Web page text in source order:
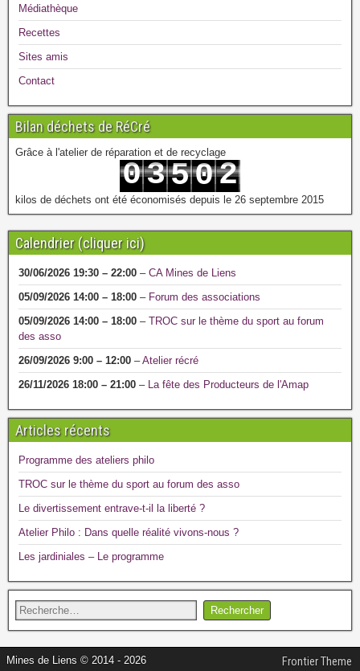
Médiathèque
Recettes
Sites amis
Contact
Bilan déchets de RéCré
Grâce à l'atelier de réparation et de recyclage
0
1
3
4
5
6
0
1
2
3
kilos de déchets ont été économisés depuis le 26 septembre 2015
Calendrier (cliquer ici)
30/06/2026 19:30 – 22:00 – CA Mines de Liens
05/09/2026 14:00 – 18:00 – Forum des associations
05/09/2026 14:00 – 18:00 – TROC sur le thème du sport au forum
des asso
26/09/2026 9:00 – 12:00 –Atelier récré
26/11/2026 18:00 – 21:00 – La fête des Producteurs de l'Amap
Articles récents
Programme des ateliers philo
TROC sur le thème du sport au forum des asso
Le divertissement entrave-t-il la liberté ?
Atelier Philo : Dans quelle réalité vivons-nous ?
Les jardiniales – Le programme
Mines de Liens © 2014 - 2026 Frontier Theme